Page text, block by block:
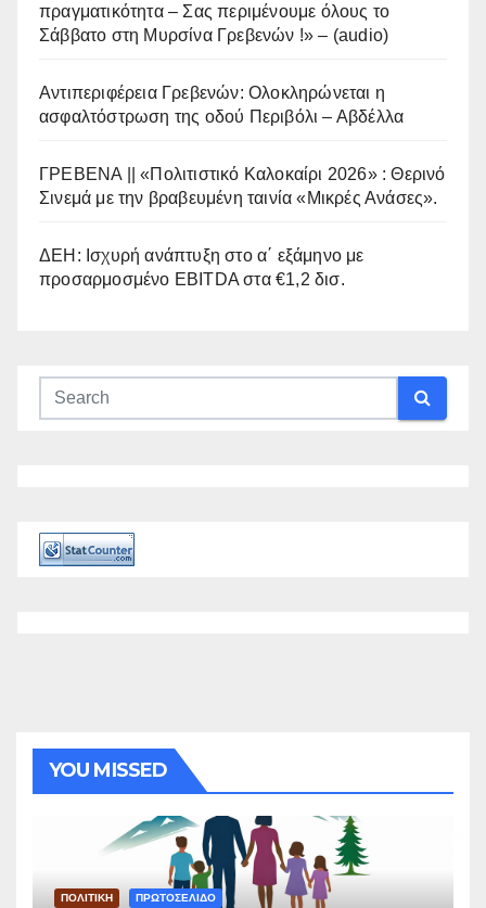
πραγματικότητα – Σας περιμένουμε όλους το
Σάββατο στη Μυρσίνα Γρεβενών !» – (audio)
Αντιπεριφέρεια Γρεβενών: Ολοκληρώνεται η
ασφαλτόστρωση της οδού Περιβόλι – Αβδέλλα
ΓΡΕΒΕΝΑ || «Πολιτιστικό Καλοκαίρι 2026» : Θερινό
Σινεμά με την βραβευμένη ταινία «Μικρές Ανάσες».
ΔΕΗ: Ισχυρή ανάπτυξη στο α΄ εξάμηνο με
προσαρμοσμένο EBITDA στα €1,2 δισ.
YOU MISSED
ΠΟΛΙΤΙΚΗ ΠΡΩΤΟΣΕΛΙΔΟ